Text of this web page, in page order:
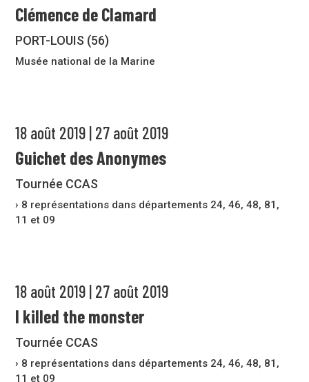
Clémence de Clamard
PORT-LOUIS (56)
Musée national de la Marine
18 août 2019 | 27 août 2019
Guichet des Anonymes
Tournée CCAS
› 8 représentations dans départements 24, 46, 48, 81,
11 et 09
18 août 2019 | 27 août 2019
I killed the monster
Tournée CCAS
› 8 représentations dans départements 24, 46, 48, 81,
11 et 09